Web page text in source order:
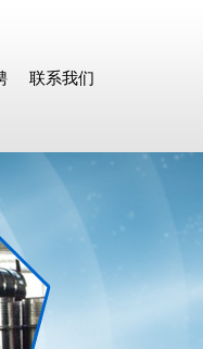
联系我们